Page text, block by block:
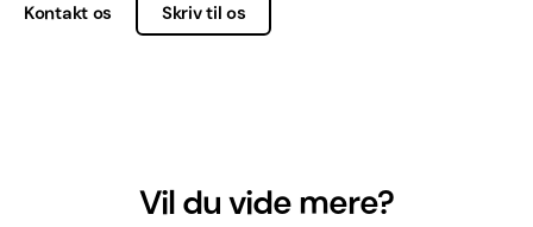
Kontakt os Skriv til os
Vil du vide mere?